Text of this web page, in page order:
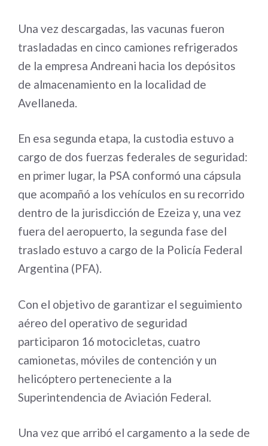
Una vez descargadas, las vacunas fueron
trasladadas en cinco camiones refrigerados
de la empresa Andreani hacia los depósitos
de almacenamiento en la localidad de
Avellaneda.
En esa segunda etapa, la custodia estuvo a
cargo de dos fuerzas federales de seguridad:
en primer lugar, la PSA conformó una cápsula
que acompañó a los vehículos en su recorrido
dentro de la jurisdicción de Ezeiza y, una vez
fuera del aeropuerto, la segunda fase del
traslado estuvo a cargo de la Policía Federal
Argentina (PFA).
Con el objetivo de garantizar el seguimiento
aéreo del operativo de seguridad
participaron 16 motocicletas, cuatro
camionetas, móviles de contención y un
helicóptero perteneciente a la
Superintendencia de Aviación Federal.
Una vez que arribó el cargamento a la sede de